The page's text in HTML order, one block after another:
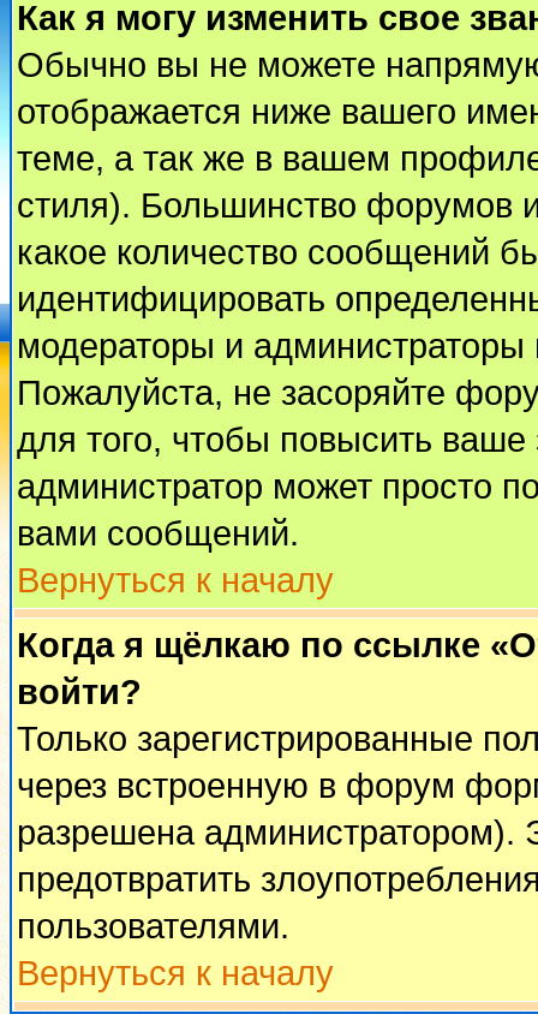
Как я могу изменить свое
Обычно вы не можете
отображается ниже вашего
теме, а так же в вашем
стиля). Большинство форумов
какое количество сообщений
идентифицировать
модераторы и администраторы
Пожалуйста, не засоряйте
для того, чтобы повысить
администратор может просто
вами сообщений.
Вернуться к началу
Когда я щёлкаю по ссылке
войти?
Только зарегистрированные
через встроенную в форум
разрешена администратором).
предотвратить
пользователями.
Вернуться к началу